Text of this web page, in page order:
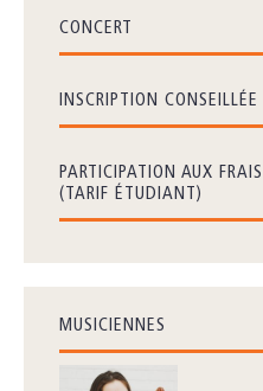
CONCERT
INSCRIPTION CONSEILLÉE
PARTICIPATION AUX
(TARIF ÉTUDIANT)
MUSICIENNES